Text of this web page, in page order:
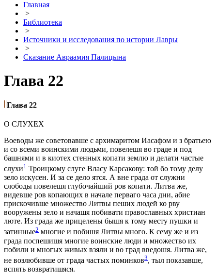
Главная
>
Библиотека
>
Источники и исследования по истории Лавры
>
Сказание Авраамия Палицына
Глава 22
Глава 22
О СЛУХEХ
Воеводы же совeтовавше с архимаритом Иасафом и з братьею
и со всeми воинскими людьми, повелeшя во градe и под
башнями и в киотeх стeнных копати землю и дeлати частые
слухи1 Троицкому слугe Власу Карсакову: той бо тому дeлу
зeло искусен. И за се дeло ятся. А внe града от служни
слободы повелeшя глубочайший ров копати. Литва же,
видeвше ров копающих в началe перваго часа дни, абие
прискочивше множество Литвы пeших людей ко рву
вооружены зeло и начашя побивати православных христиан
лютe. Из града же прицeлены бышя к тому мeсту пушки и
затинные2 многие и побишя Литвы много. К сему же и из
града поспeшишя многие воинские люди и множество их
побили и многых живых взяли и во град введошя. Литва же,
не возлюбивше от града частых поминков3, тыл показавше,
вспять возвратишяся.